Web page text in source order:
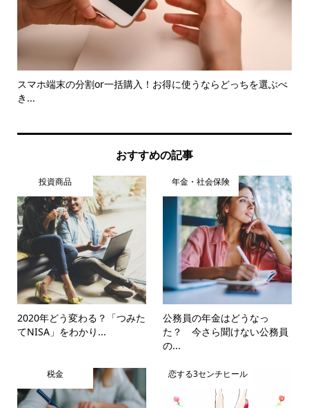
スマホ端末の分割or一括購入！お得に使うならどっちを選ぶべ
き...
おすすめの記事
投資商品
2020年どう変わる？「つみた
てNISA」をわかり...
年金・社会保険
公務員の年金はどうなっ
た？ 今さら聞けない公務員
の...
税金 恋する3センチヒール